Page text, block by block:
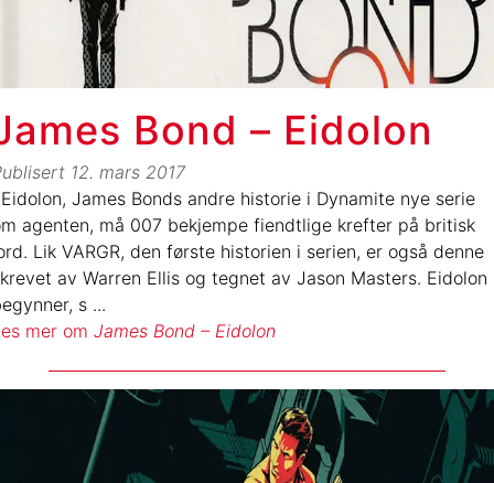
Bond – Eidolon
12. mars 2017
James Bonds andre historie i Dynamite nye serie
agenten, må 007 bekjempe fiendtlige krefter på britisk
Lik VARGR, den første historien i serien, er også denne
av Warren Ellis og tegnet av Jason Masters. Eidolon
s ...
mer om James Bond – Eidolon